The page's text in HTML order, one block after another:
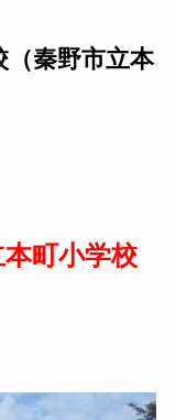
（秦野市立本
町小学校